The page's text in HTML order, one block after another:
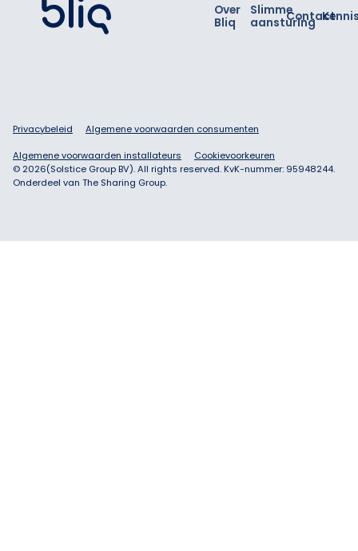
Over
Bliq
Slimme
aansturing
Contact
Privacybeleid Algemene voorwaarden consumenten
Algemene voorwaarden installateurs
Cookievoorkeuren
© 2026(Solstice Group BV). All rights reserved. KvK-nummer: 95948244.
Onderdeel van The Sharing Group.